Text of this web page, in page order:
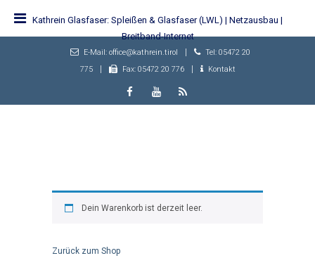
Kathrein Glasfaser: Spleißen & Glasfaser (LWL) | Netzausbau |
Breitband-Internet
E-Mail: office@kathrein.tirol
Tel: 05472 20
775
Fax: 05472 20 776 Kontakt
Dein Warenkorb ist derzeit leer.
Zurück zum Shop